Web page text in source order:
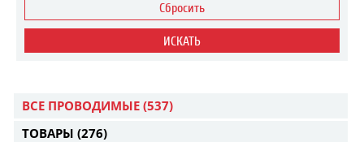
Сбросить
ИСКАТЬ
ВСЕ ПРОВОДИМЫЕ (537)
ТОВАРЫ (276)